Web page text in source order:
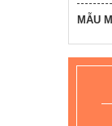
MẪU